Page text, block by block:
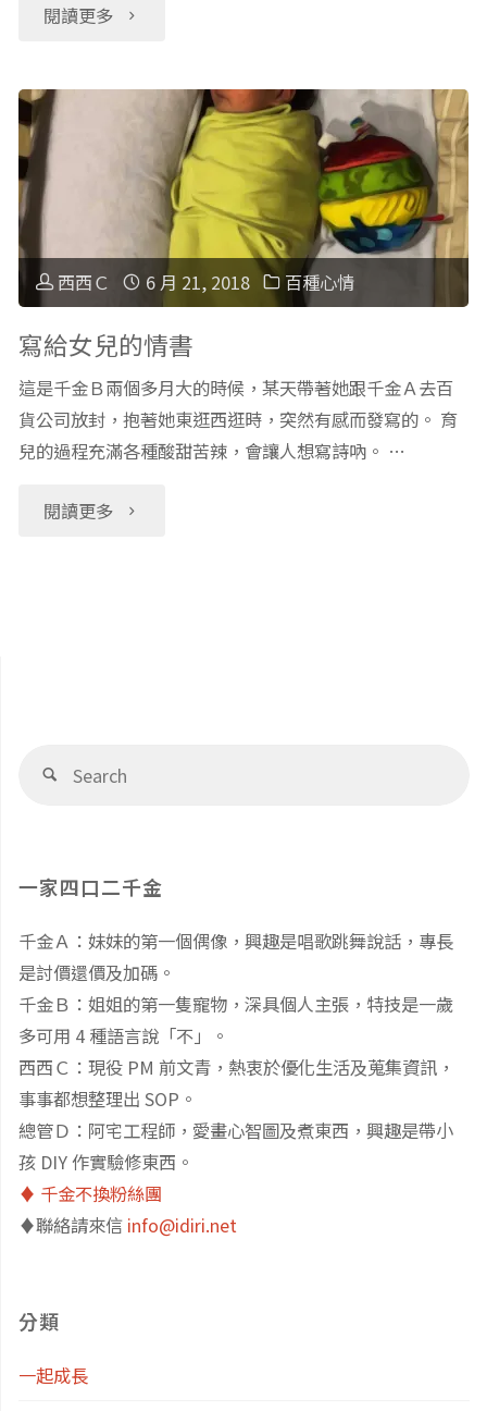
金
應
是
摀
住
耳
閱讀更多
"小
的
小
小
幸
西西Ｃ 6 月 21, 2018 百種心情
寫給女兒的情書
這是千金Ｂ兩個多月大的時候，某天帶著她跟千金Ａ去百
貨公司放封，抱著她東逛西逛時，突然有感而發寫的。 育
兒的過程充滿各種酸甜苦辣，會讓人想寫詩吶。 …
閱讀更多
"寫
情
Search
一家四口二千金
千金Ａ：妹妹的第一個偶像，興趣是唱歌跳舞說話，專長
是討價還價及加碼。
千金Ｂ：姐姐的第一隻寵物，深具個人主張，特技是一歲
多可用 4 種語言說「不」。
西西Ｃ：現役 PM 前文青，熱衷於優化生活及蒐集資訊，
事事都想整理出 SOP。
總管Ｄ：阿宅工程師，愛畫心智圖及煮東西，興趣是帶小
孩 DIY 作實驗修東西。
♦️ 千金不換粉絲團
♦️聯絡請來信 info@idiri.net
分類
一起成長